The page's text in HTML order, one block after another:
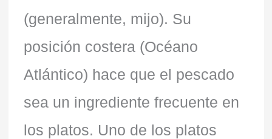
(generalmente, mijo). Su
posición costera (Océano
Atlántico) hace que el pescado
sea un ingrediente frecuente en
los platos. Uno de los platos